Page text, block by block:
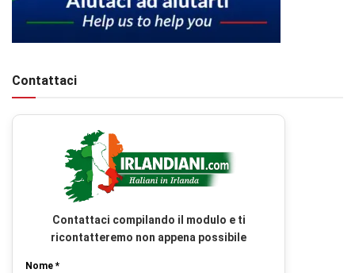
Contattaci
Contattaci compilando il modulo e ti
ricontatteremo non appena possibile
Nome *